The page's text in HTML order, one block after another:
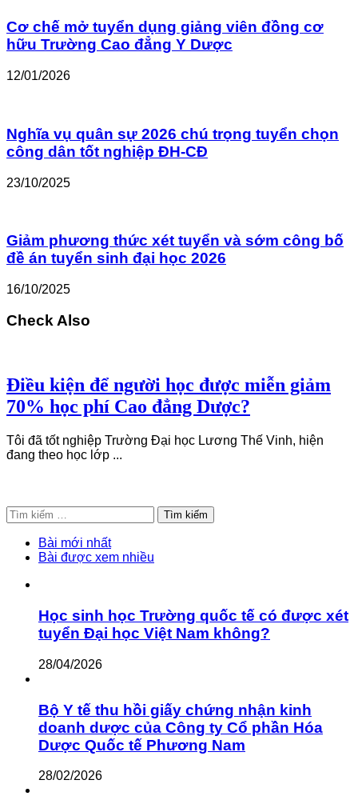
Cơ chế mở tuyển dụng giảng viên đồng cơ
hữu Trường Cao đẳng Y Dược
12/01/2026
Nghĩa vụ quân sự 2026 chú trọng tuyển chọn
công dân tốt nghiệp ĐH-CĐ
23/10/2025
Giảm phương thức xét tuyển và sớm công bố
đề án tuyển sinh đại học 2026
16/10/2025
Check Also
Điều kiện để người học được miễn giảm
70% học phí Cao đẳng Dược?
Tôi đã tốt nghiệp Trường Đại học Lương Thế Vinh, hiện
đang theo học lớp ...
Tìm
kiếm
cho:
Bài mới nhất
Bài được xem nhiều
Học sinh học Trường quốc tế có được xét
tuyển Đại học Việt Nam không?
28/04/2026
Bộ Y tế thu hồi giấy chứng nhận kinh
doanh dược của Công ty Cổ phần Hóa
Dược Quốc tế Phương Nam
28/02/2026